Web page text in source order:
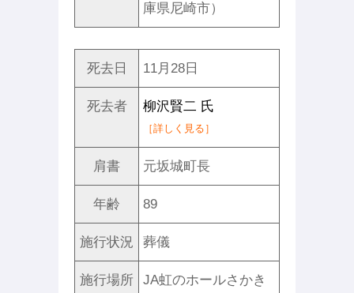
庫県尼崎市）
死去日 11月28日
死去者 柳沢賢二 氏
［詳しく見る］
肩書 元坂城町長
年齢 89
施行状況 葬儀
施行場所
JA虹のホールさかき